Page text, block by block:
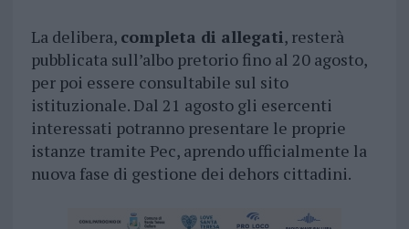
La delibera, completa di allegati, resterà
pubblicata sull’albo pretorio fino al 20 agosto,
per poi essere consultabile sul sito
istituzionale. Dal 21 agosto gli esercenti
interessati potranno presentare le proprie
istanze tramite Pec, aprendo ufficialmente la
nuova fase di gestione dei dehors cittadini.